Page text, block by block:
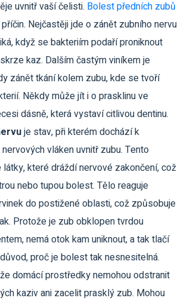
uvnitř vaší čelisti. Bolest předních zubů
Nejčastěji jde o zánět zubního nervu
když se bakteriím podaří proniknout
kaz. Dalším častým viníkem je
zánět tkání kolem zubu, kde se tvoří
Někdy může jít i o prasklinu ve
dásně, která vystaví citlivou dentinu.
je stav, při kterém dochází k
vláken uvnitř zubu. Tento
které dráždí nervové zakončení, což
nebo tupou bolest. Tělo reaguje
do postižené oblasti, což způsobuje
Protože je zub obklopen tvrdou
nemá otok kam uniknout, a tak tlačí
proč je bolest tak nesnesitelná.
domácí prostředky nemohou odstranit
kaziv ani zacelit prasklý zub. Mohou